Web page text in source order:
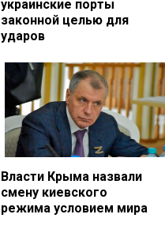
украинские порты
законной целью для
ударов
Власти Крыма назвали
смену киевского
режима условием мира